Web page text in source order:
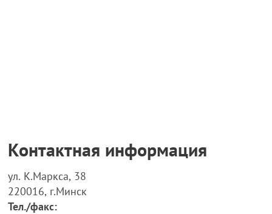
Контактная информация
ул. К.Маркса, 38
220016, г.Минск
Тел./факс: